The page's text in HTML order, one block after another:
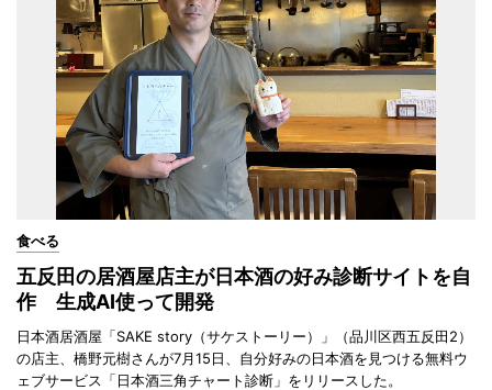
食べる
五反田の居酒屋店主が日本酒の好み診断サイトを自
作 生成AI使って開発
日本酒居酒屋「SAKE story（サケストーリー）」（品川区西五反田2）
の店主、橋野元樹さんが7月15日、自分好みの日本酒を見つける無料ウ
ェブサービス「日本酒三角チャート診断」をリリースした。